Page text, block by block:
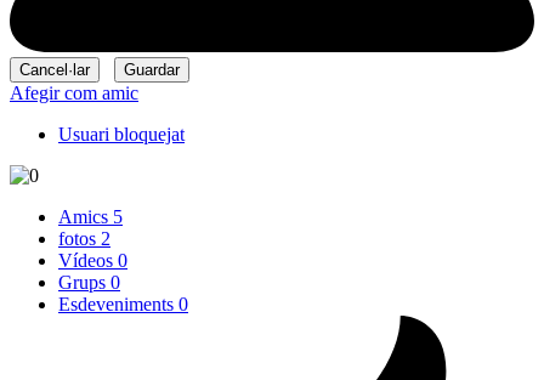
Afegir com amic
Usuari bloquejat
Amics 5
fotos 2
Vídeos 0
Grups 0
Esdeveniments 0